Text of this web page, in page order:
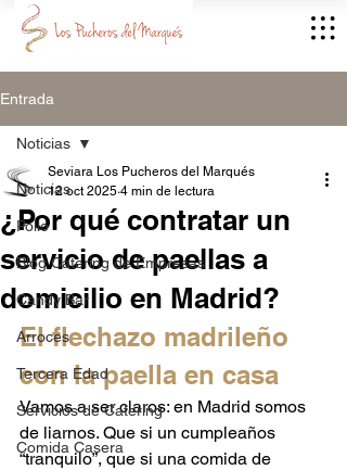
Entrada
Noticias
Pollo
Blog Catering de Empresas
Candy Bar
Arroces
Tercera Edad
Servicios de Catering
Comida Casera
Noticias
¿Por qué contratar un
servicio de paellas a
domicilio en Madrid?
Seviara Los Pucheros del Marqués
12 oct 2025 4 min de lectura
El flechazo madrileño
con la paella en casa
Vamos a ser claros: en Madrid somos
de liarnos. Que si un cumpleaños
“tranquilo”, que si una comida de